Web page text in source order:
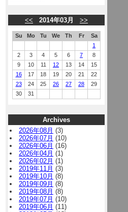
<< 2014年03月 >>
Su Mo Tu We Th Fr
Sa
1
2
3 4 5 6 7
8
9
10 11 12 13 14
15
16
17 18 19 20 21
22
23
24 25 26 27 28
29
30
31
Archives
2026年08月 (3)
2026年07月 (10)
2026年06月 (16)
2026年04月 (1)
2026年02月 (1)
2019年11月 (3)
2019年10月 (8)
2019年09月 (8)
2019年08月 (8)
2019年07月 (10)
2019年06月 (11)